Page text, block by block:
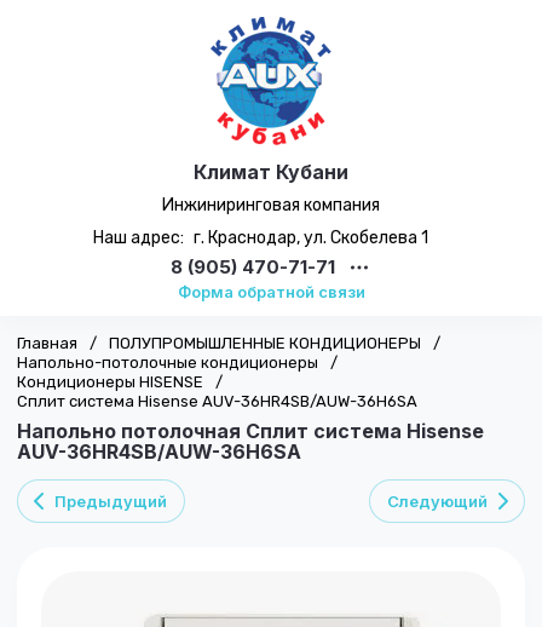
Климат Кубани
Инжиниринговая компания
Наш адрес: г. Краснодар, ул. Скобелева 1
8 (905) 470-71-71
Форма обратной связи
Главная / ПОЛУПРОМЫШЛЕННЫЕ КОНДИЦИОНЕРЫ
/
Напольно-потолочные кондиционеры
/
Кондиционеры HISENSE
/
Сплит система Hisense AUV-36HR4SB/AUW-36H6SA
Напольно потолочная Сплит система Hisense
AUV-36HR4SB/AUW-36H6SA
Предыдущий Следующий